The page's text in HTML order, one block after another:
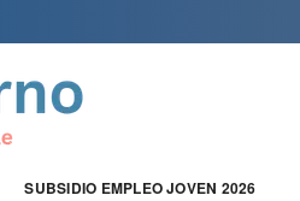
SUBSIDIO EMPLEO JOVEN 2026